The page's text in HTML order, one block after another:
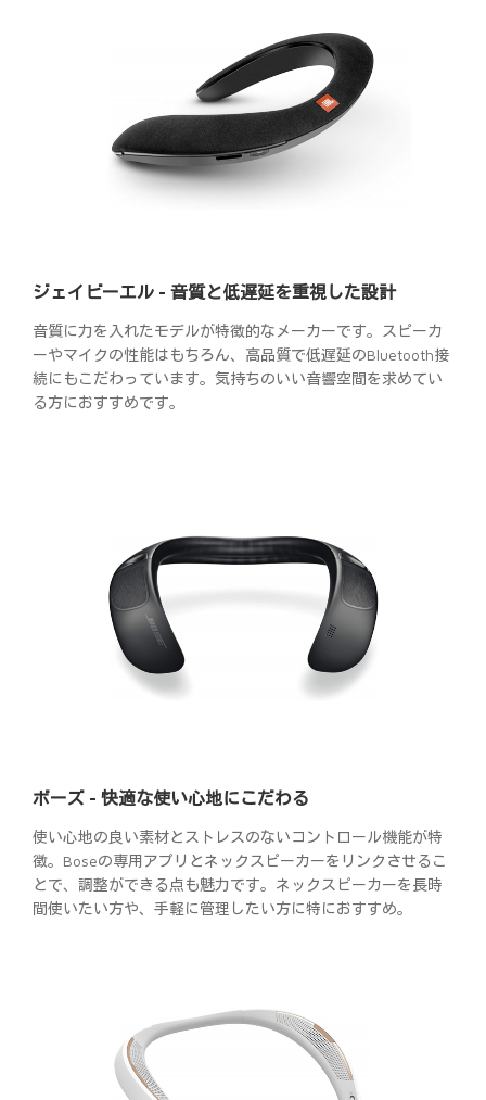
ジェイビーエル - 音質と低遅延を重視した設計
音質に力を入れたモデルが特徴的なメーカーです。スピーカ
ーやマイクの性能はもちろん、高品質で低遅延のBluetooth接
続にもこだわっています。気持ちのいい音響空間を求めてい
る方におすすめです。
ボーズ - 快適な使い心地にこだわる
使い心地の良い素材とストレスのないコントロール機能が特
徴。Boseの専用アプリとネックスピーカーをリンクさせるこ
とで、調整ができる点も魅力です。ネックスピーカーを長時
間使いたい方や、手軽に管理したい方に特におすすめ。